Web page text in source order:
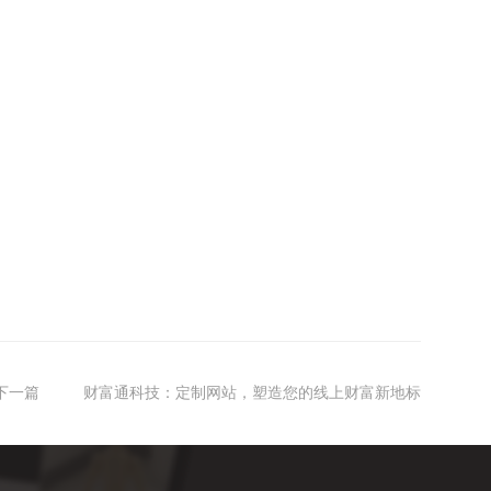
一篇 财富通科技：定制网站，塑造您的线上财富新地标